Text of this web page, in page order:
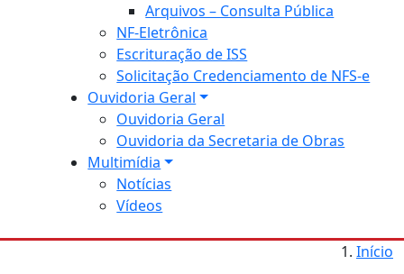
Arquivos – Consulta Pública
NF-Eletrônica
Escrituração de ISS
Solicitação Credenciamento de NFS-e
Ouvidoria Geral
Ouvidoria Geral
Ouvidoria da Secretaria de Obras
Multimídia
Notícias
Vídeos
Início